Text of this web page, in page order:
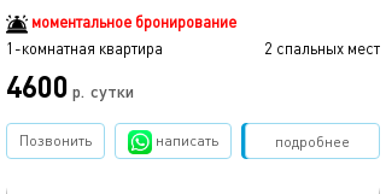
моментальное бронирование
1-комнатная квартира
2 спальных мест
4600 р. сутки
подробнее
Позвонить написать Забронировать